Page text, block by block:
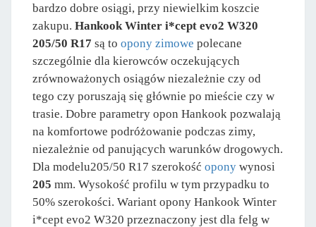
bardzo dobre osiągi, przy niewielkim koszcie
zakupu. Hankook Winter i*cept evo2 W320
205/50 R17 są to opony zimowe polecane
szczególnie dla kierowców oczekujących
zrównoważonych osiągów niezależnie czy od
tego czy poruszają się głównie po mieście czy w
trasie. Dobre parametry opon Hankook pozwalają
na komfortowe podróżowanie podczas zimy,
niezależnie od panujących warunków drogowych.
Dla modelu205/50 R17 szerokość opony wynosi
205 mm. Wysokość profilu w tym przypadku to
50% szerokości. Wariant opony Hankook Winter
i*cept evo2 W320 przeznaczony jest dla felg w